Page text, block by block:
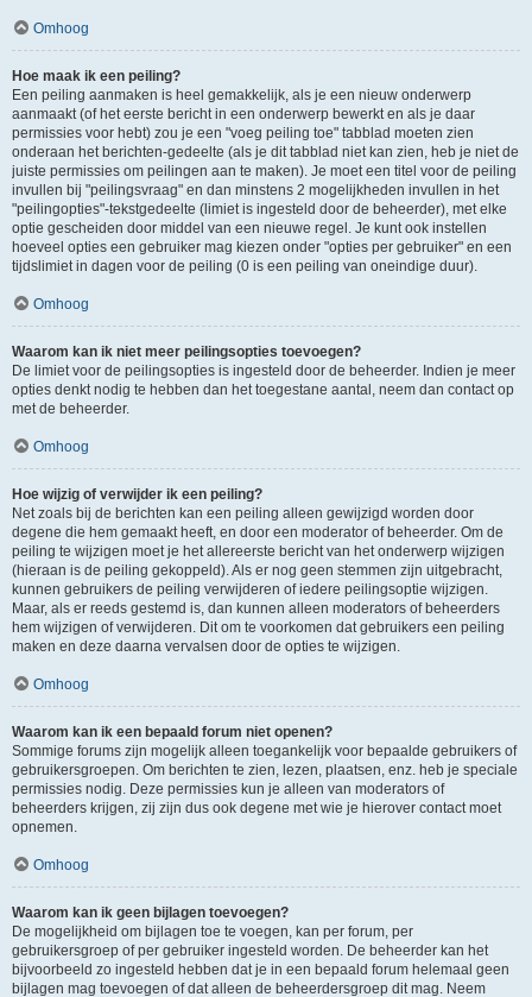
Omhoog
Hoe maak ik een peiling?
Een peiling aanmaken is heel gemakkelijk, als je een nieuw onderwerp
aanmaakt (of het eerste bericht in een onderwerp bewerkt en als je daar
permissies voor hebt) zou je een "voeg peiling toe" tabblad moeten zien
onderaan het berichten-gedeelte (als je dit tabblad niet kan zien, heb je niet de
juiste permissies om peilingen aan te maken). Je moet een titel voor de peiling
invullen bij "peilingsvraag" en dan minstens 2 mogelijkheden invullen in het
"peilingopties"-tekstgedeelte (limiet is ingesteld door de beheerder), met elke
optie gescheiden door middel van een nieuwe regel. Je kunt ook instellen
hoeveel opties een gebruiker mag kiezen onder "opties per gebruiker" en een
tijdslimiet in dagen voor de peiling (0 is een peiling van oneindige duur).
Omhoog
Waarom kan ik niet meer peilingsopties toevoegen?
De limiet voor de peilingsopties is ingesteld door de beheerder. Indien je meer
opties denkt nodig te hebben dan het toegestane aantal, neem dan contact op
met de beheerder.
Omhoog
Hoe wijzig of verwijder ik een peiling?
Net zoals bij de berichten kan een peiling alleen gewijzigd worden door
degene die hem gemaakt heeft, en door een moderator of beheerder. Om de
peiling te wijzigen moet je het allereerste bericht van het onderwerp wijzigen
(hieraan is de peiling gekoppeld). Als er nog geen stemmen zijn uitgebracht,
kunnen gebruikers de peiling verwijderen of iedere peilingsoptie wijzigen.
Maar, als er reeds gestemd is, dan kunnen alleen moderators of beheerders
hem wijzigen of verwijderen. Dit om te voorkomen dat gebruikers een peiling
maken en deze daarna vervalsen door de opties te wijzigen.
Omhoog
Waarom kan ik een bepaald forum niet openen?
Sommige forums zijn mogelijk alleen toegankelijk voor bepaalde gebruikers of
gebruikersgroepen. Om berichten te zien, lezen, plaatsen, enz. heb je speciale
permissies nodig. Deze permissies kun je alleen van moderators of
beheerders krijgen, zij zijn dus ook degene met wie je hierover contact moet
opnemen.
Omhoog
Waarom kan ik geen bijlagen toevoegen?
De mogelijkheid om bijlagen toe te voegen, kan per forum, per
gebruikersgroep of per gebruiker ingesteld worden. De beheerder kan het
bijvoorbeeld zo ingesteld hebben dat je in een bepaald forum helemaal geen
bijlagen mag toevoegen of dat alleen de beheerdersgroep dit mag. Neem